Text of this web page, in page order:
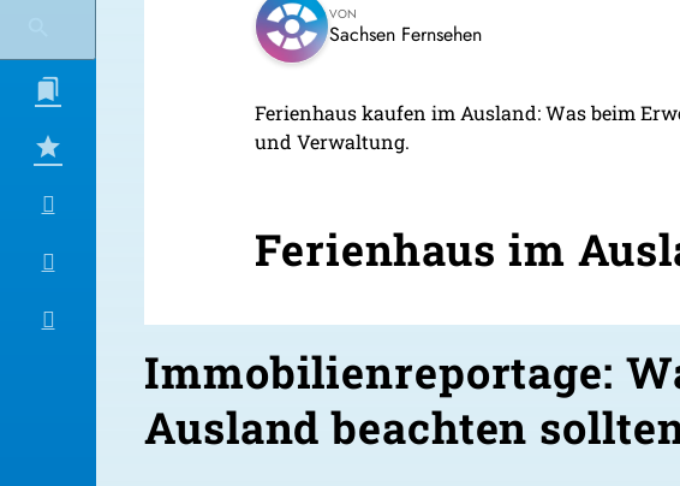
VON
Sachsen Fernsehen
Ferienhaus kaufen im Ausland: Was beim
und Verwaltung.
Ferienhaus im
Immobilienreportage:
Ausland beachten